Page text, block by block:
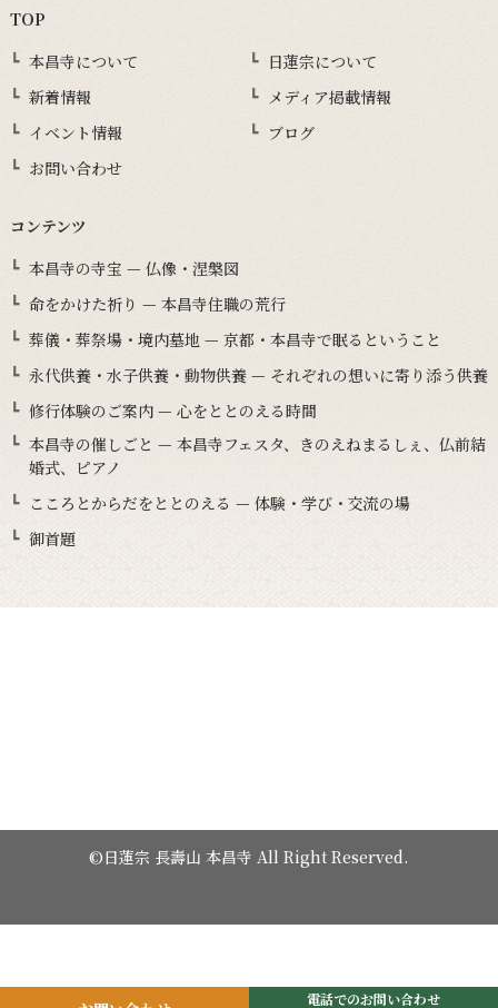
電話でのお問い合わせ
TOP
本昌寺について
日蓮宗について
新着情報
メディア掲載情報
イベント情報
ブログ
お問い合わせ
コンテンツ
本昌寺の寺宝 — 仏像・涅槃図
命をかけた祈り — 本昌寺住職の荒行
葬儀・葬祭場・境内墓地 — 京都・本昌寺で眠るということ
永代供養・水子供養・動物供養 — それぞれの想いに寄り添う供養
修行体験のご案内 — 心をととのえる時間
本昌寺の催しごと — 本昌寺フェスタ、きのえねまるしぇ、仏前結
婚式、ピアノ
こころとからだをととのえる — 体験・学び・交流の場
御首題
©日蓮宗 長壽山 本昌寺 All Right Reserved.